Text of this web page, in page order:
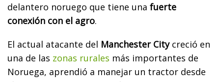
delantero noruego que tiene una fuerte
conexión con el agro.
El actual atacante del Manchester Citycreció en
una de las zonas rurales más importantes de
Noruega, aprendió a manejar un tractor desde